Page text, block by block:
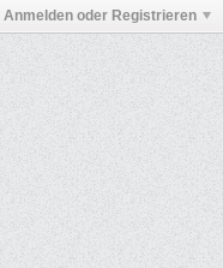
Anmelden oder Registrieren